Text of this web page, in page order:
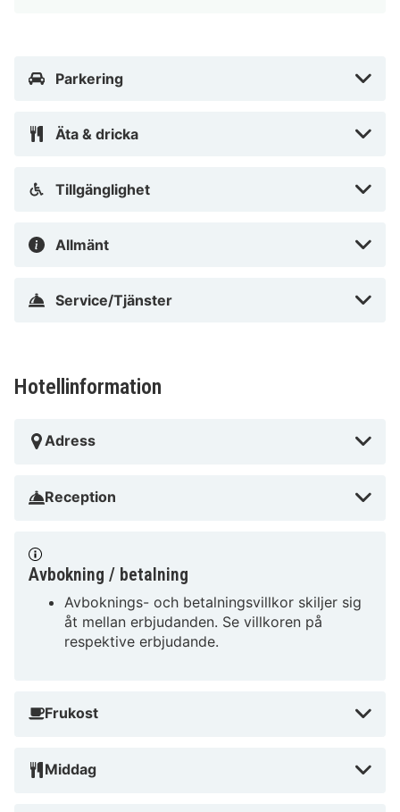
Parkering
Äta & dricka
Tillgänglighet
Allmänt
Service/Tjänster
Hotellinformation
Adress
Reception
Avbokning / betalning
Avboknings- och betalningsvillkor skiljer sig
åt mellan erbjudanden. Se villkoren på
respektive erbjudande.
Frukost
Middag